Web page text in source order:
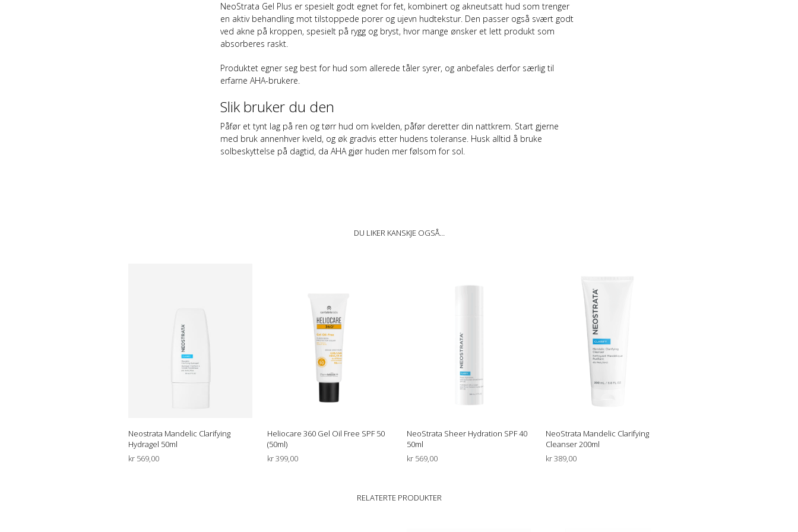
NeoStrata Gel Plus er spesielt godt egnet for fet, kombinert og akneutsatt hud som trenger
en aktiv behandling mot tilstoppede porer og ujevn hudtekstur. Den passer også svært godt
ved akne på kroppen, spesielt på rygg og bryst, hvor mange ønsker et lett produkt som
absorberes raskt.
Produktet egner seg best for hud som allerede tåler syrer, og anbefales derfor særlig til
erfarne AHA-brukere.
Slik bruker du den
Påfør et tynt lag på ren og tørr hud om kvelden, påfør deretter din nattkrem. Start gjerne
med bruk annenhver kveld, og øk gradvis etter hudens toleranse. Husk alltid å bruke
solbeskyttelse på dagtid, da AHA gjør huden mer følsom for sol.
DU LIKER KANSKJE OGSÅ…
Neostrata Mandelic Clarifying
Hydragel 50ml
kr569,00
Heliocare 360 Gel Oil Free SPF 50
(50ml)
kr399,00
NeoStrata Sheer Hydration SPF 40
50ml
kr569,00
NeoStrata Mandelic Clarifying
Cleanser 200ml
kr389,00
RELATERTE PRODUKTER